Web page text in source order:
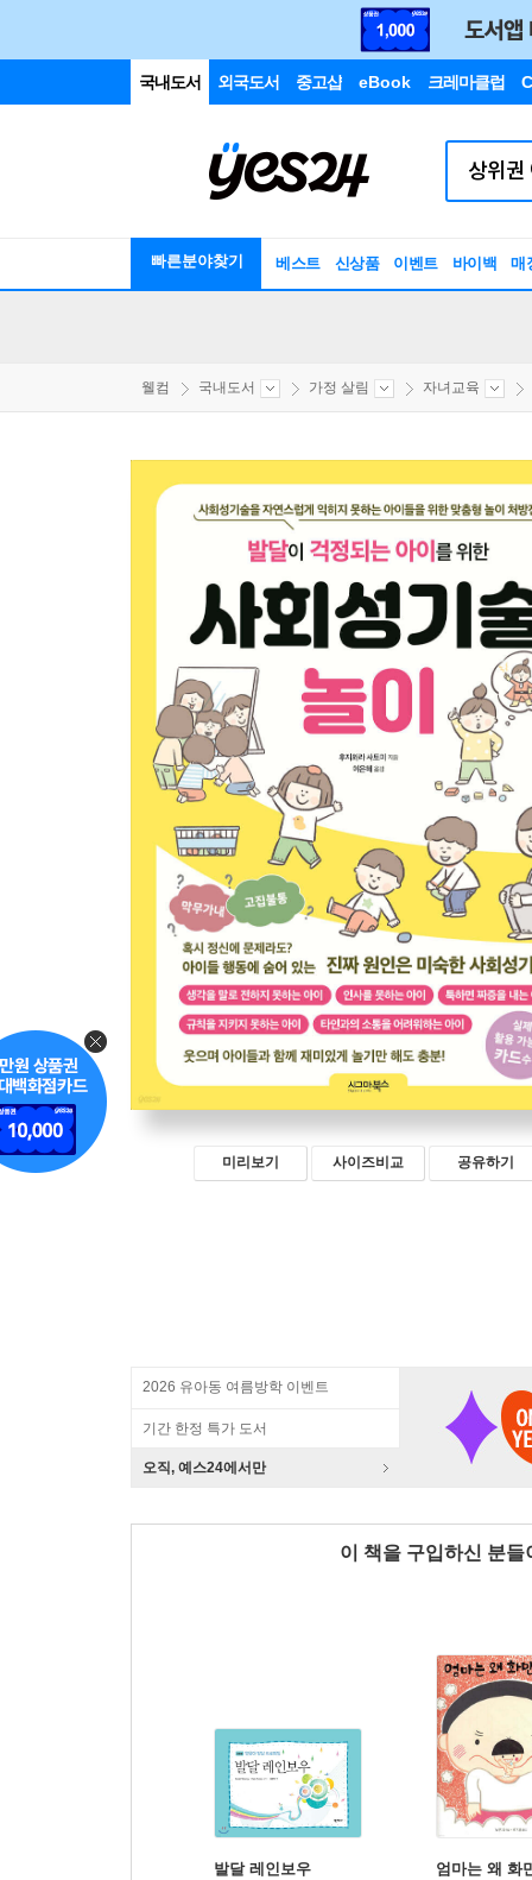
국내도서 외국도서 중고샵 eBook 크레마클럽
빠른분야찾기 베스트 신상품 이벤트 바이백 매
웰컴 국내도서 가정 살림 자녀교육
미리보기 사이즈비교 공유하기
2026 유아동 여름방학 이벤트
기간 한정 특가 도서
오직, 예스24에서만
이 책을 구입하신 분
발달 레인보우 엄마는 왜 화